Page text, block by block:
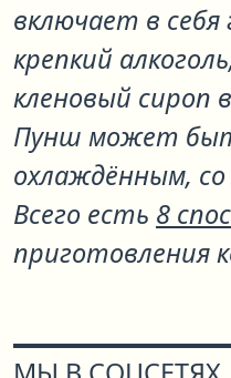
включает в себя
крепкий
кленовый сироп
Пунш может
охлаждённым, со
Всего есть 8
приготовления